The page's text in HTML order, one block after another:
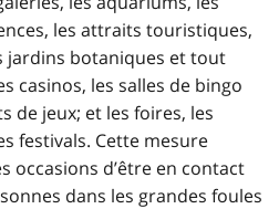
les attraits touristiques,
jardins botaniques et tout
casinos, les salles de bingo
de jeux; et les foires, les
festivals. Cette mesure
occasions d’être en contact
dans les grandes foules